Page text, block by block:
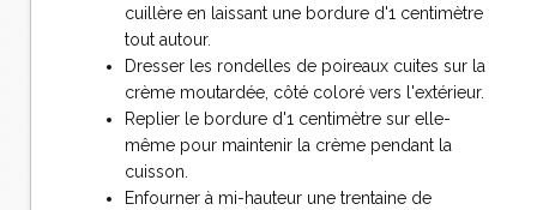
cuillère en laissant une bordure d'1 centimètre
tout autour.
Dresser les rondelles de poireaux cuites sur la
crème moutardée, côté coloré vers l'extérieur.
Replier le bordure d'1 centimètre sur elle-
même pour maintenir la crème pendant la
cuisson.
Enfourner à mi-hauteur une trentaine de